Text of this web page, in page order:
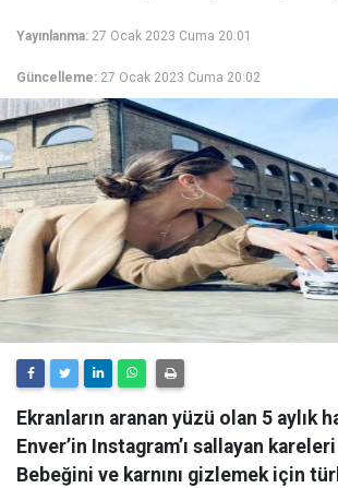
Yayınlanma: 27 Ocak 2023 Cuma 20:01
Güncelleme: 27 Ocak 2023 Cuma 20:02
Ekranların aranan yüzü olan 5 aylık
Enver’in Instagram’ı sallayan
Bebeğini ve karnını gizlemek için